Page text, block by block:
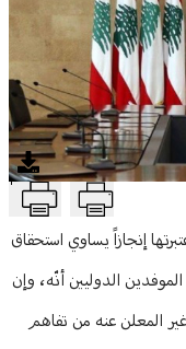
T
إنجازاً يساوي استحقاق
الدوليين أنّه، وإن
المعلن عنه من تفاهم